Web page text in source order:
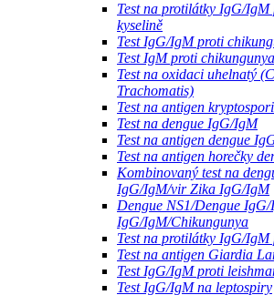
Test na protilátky IgG/IgM
kyselině
Test IgG/IgM proti
Test IgM proti chikungunya
Test na oxidaci uhelnatý
Trachomatis)
Test na antigen
Test na dengue IgG/IgM
Test na antigen dengue
Test na antigen horečky
Kombinovaný test na
IgG/IgM/vir Zika IgG/IgM
Dengue NS1/Dengue
IgG/IgM/Chikungunya
Test na protilátky IgG/
Test na antigen Giardia
Test IgG/IgM proti
Test IgG/IgM na leptospiry